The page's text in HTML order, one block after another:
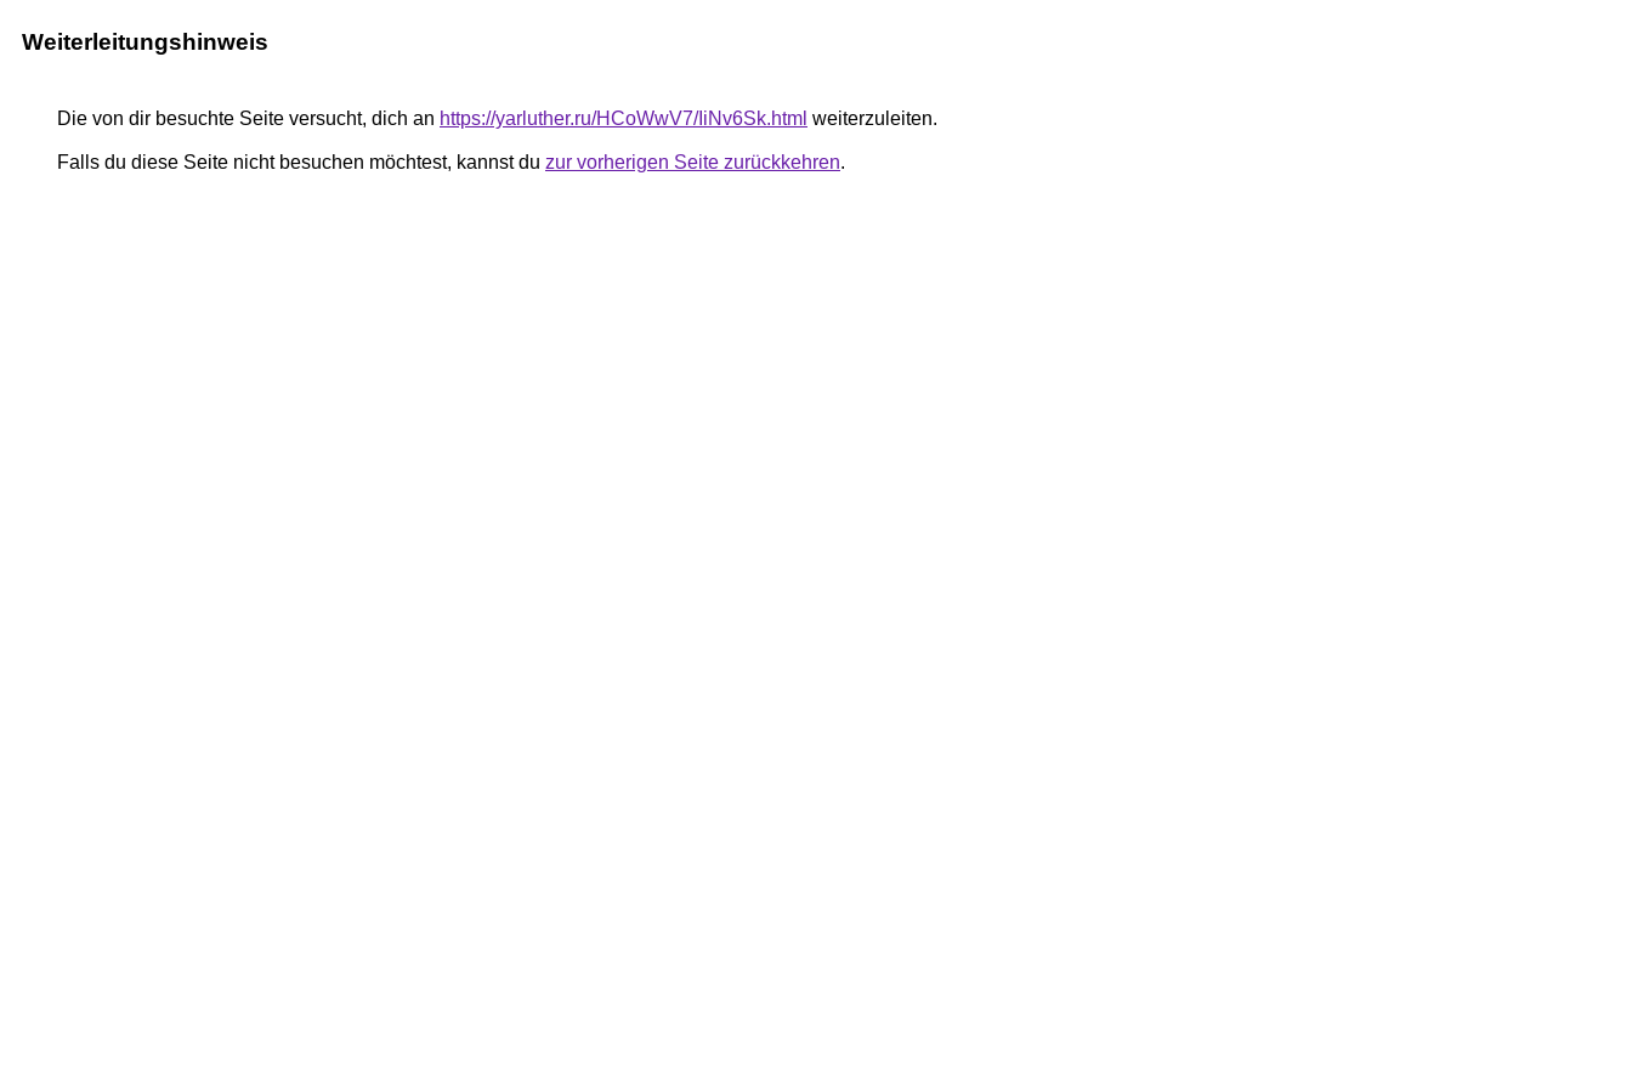
Weiterleitungshinweis
Die von dir besuchte Seite versucht, dich an https://yarluther.ru/HCoWwV7/IiNv6Sk.html weiterzuleiten.
Falls du diese Seite nicht besuchen möchtest, kannst du zur vorherigen Seite zurückkehren.